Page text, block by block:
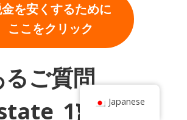
を安くするために
ここをクリック
ご質問
とオレ
Japanese